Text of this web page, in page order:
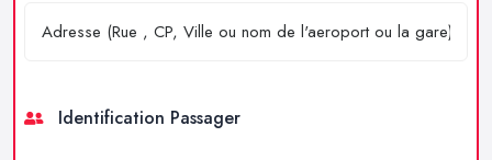
Identification Passager